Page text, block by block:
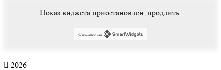
Показ виджета приостановлен, продлить
Сделано на
2026